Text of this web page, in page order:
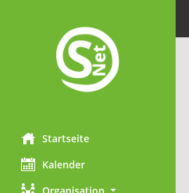
Startseite
Kalender
Organisation